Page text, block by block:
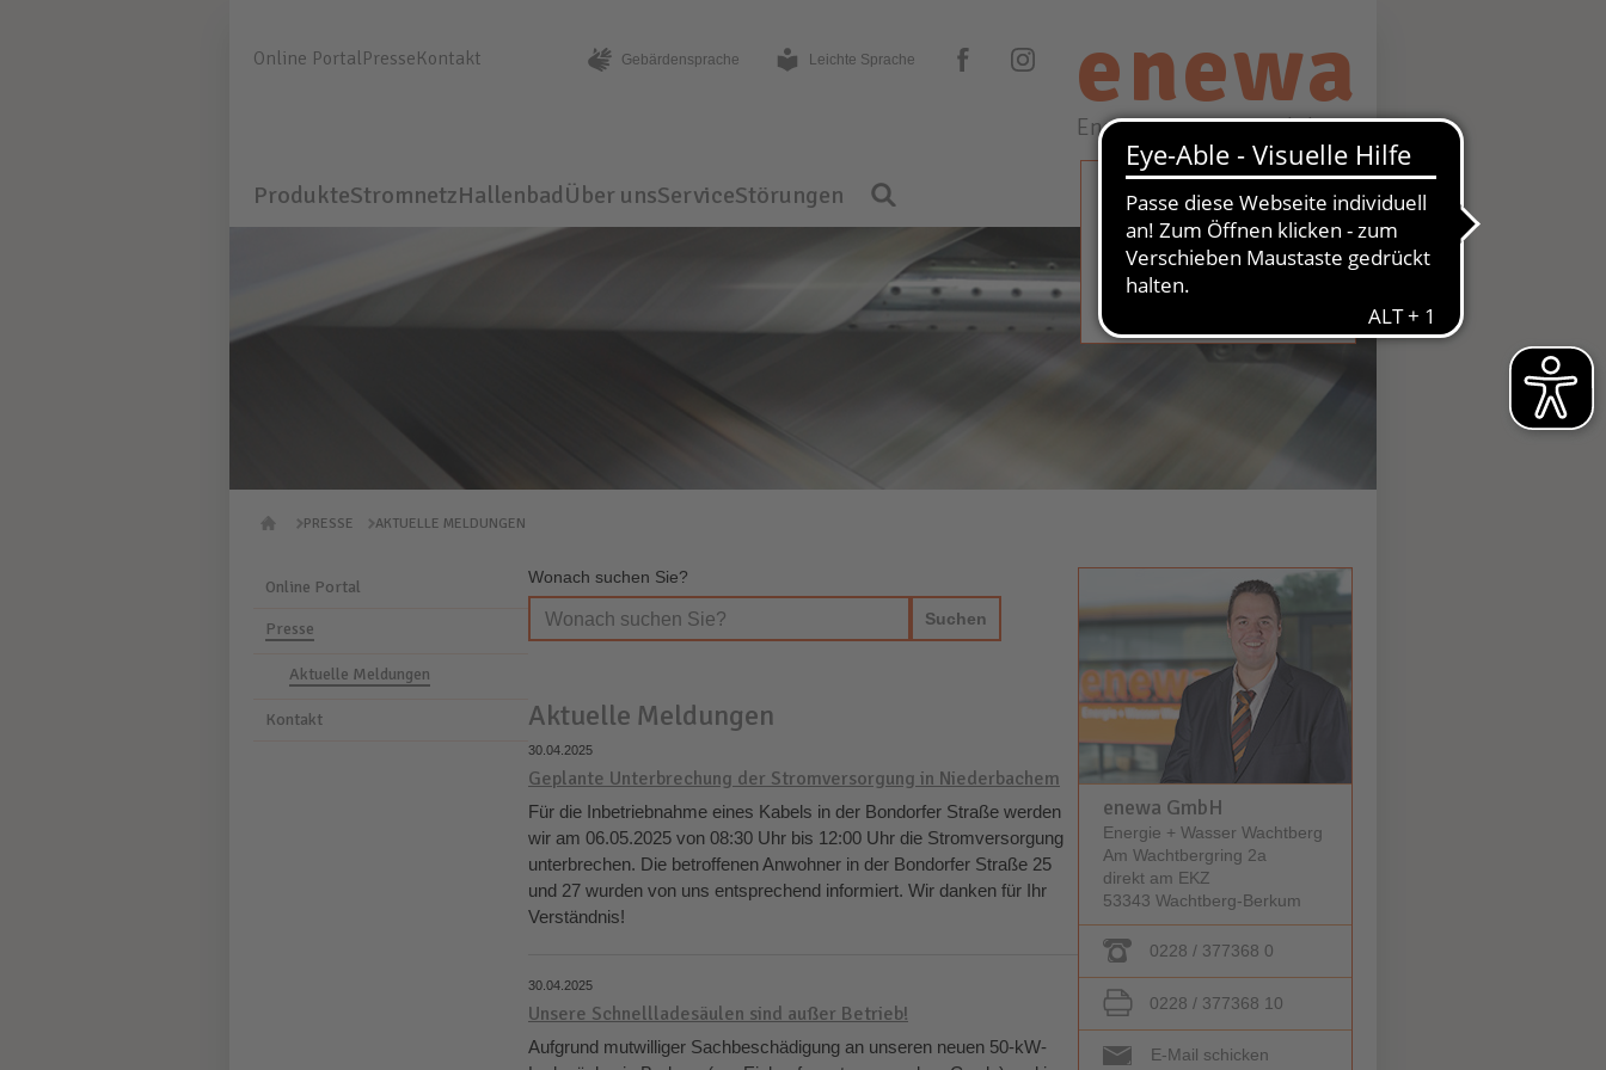
enewa
Energie + Wasser Wachtberg
Online PortalPresseKontakt Gebärden­sprache Leichte Sprache facebook instagram
ProdukteStromnetzHallenbadÜber unsServiceStörungen
STROM
GAS
WASSER
PRESSE AKTUELLE MELDUNGEN
Online Portal
Presse
Aktuelle Meldungen
Kontakt
Wonach suchen Sie?
Aktuelle Meldungen
30.04.2025
Geplante Unterbrechung der Stromversorgung in Niederbachem
Für die Inbetriebnahme eines Kabels in der Bondorfer Straße werden
wir am 06.05.2025 von 08:30 Uhr bis 12:00 Uhr die Stromversorgung
unterbrechen. Die betroffenen Anwohner in der Bondorfer Straße 25
und 27 wurden von uns entsprechend informiert. Wir danken für Ihr
Verständnis!
30.04.2025
Unsere Schnellladesäulen sind außer Betrieb!
Aufgrund mutwilliger Sachbeschädigung an unseren neuen 50-kW-
enewa GmbH
Energie + Wasser Wachtberg
Am Wachtbergring 2a
direkt am EKZ
53343 Wachtberg-Berkum
0228 / 377368 0
0228 / 377368 10
E-Mail schicken